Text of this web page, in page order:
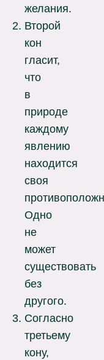
желания.
Второй
кон
гласит,
что
в
природе
каждому
явлению
находится
своя
Одно
не
может
существовать
без
другого.
Согласно
третьему
кону,